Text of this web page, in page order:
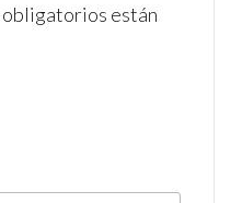
obligatorios están